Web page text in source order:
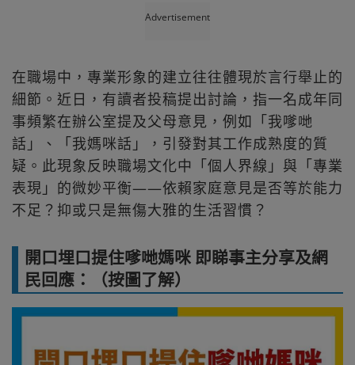
Advertisement
在職場中，專業形象的建立往往體現於言行舉止的
細節。近日，有讀者投稿提出討論，指一名成年同
事頻繁在辦公室提及父母意見，例如「我嗲哋
話」、「我媽咪話」，引發對其工作成熟度的質
疑。此現象反映職場文化中「個人界線」與「專業
表現」的微妙平衡——依賴家庭意見是否等於能力
不足？抑或只是無傷大雅的生活習慣？
開口埋口提住嗲哋媽咪 即睇事主分享及網
民回應：（按圖了解）